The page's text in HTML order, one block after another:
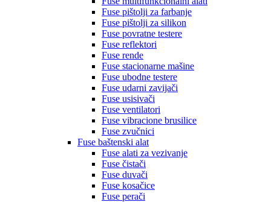
Fuse pištolji za farbanje
Fuse pištolji za silikon
Fuse povratne testere
Fuse reflektori
Fuse rende
Fuse stacionarne mašine
Fuse ubodne testere
Fuse udarni zavijači
Fuse usisivači
Fuse ventilatori
Fuse vibracione brusilice
Fuse zvučnici
Fuse baštenski alat
Fuse alati za vezivanje
Fuse čistači
Fuse duvači
Fuse kosačice
Fuse perači